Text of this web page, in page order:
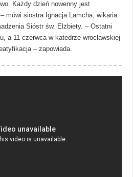
Każdy dzień nowenny jest
mówi siostra Ignacja Lamcha, wikaria
Sióstr św. Elżbiety. – Ostatni
a 11 czerwca w katedrze wrocławskiej
– zapowiada.